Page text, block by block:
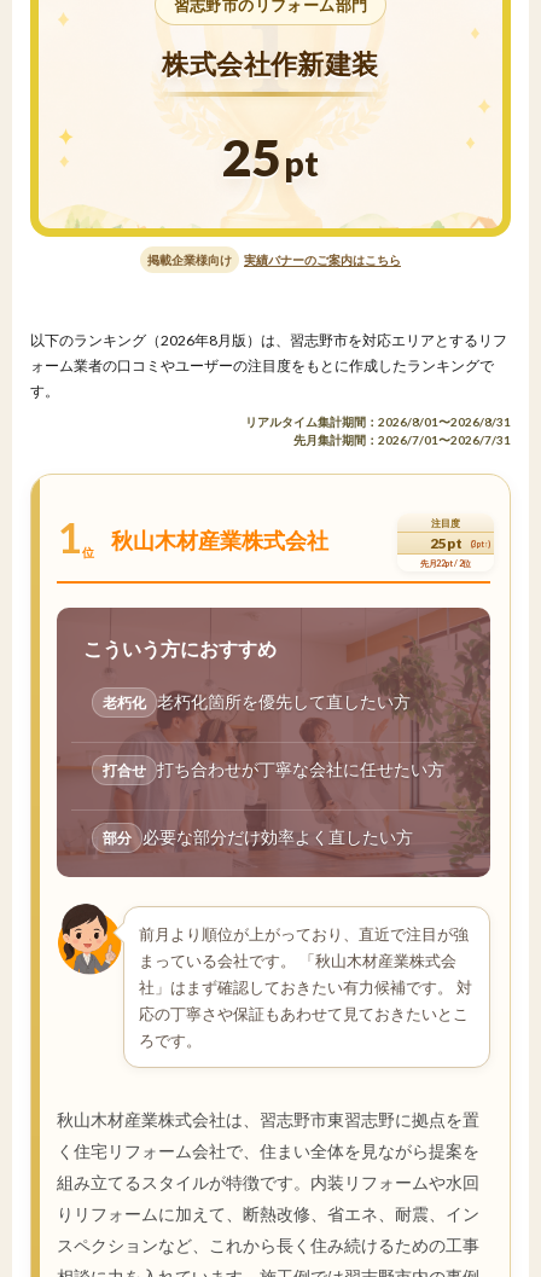
習志野市のリフォーム部門
株式会社作新建装
25pt
掲載企業様向け 実績バナーのご案内はこちら
以下のランキング（2026年8月版）は、習志野市を対応エリアとするリフ
ォーム業者の口コミやユーザーの注目度をもとに作成したランキングで
す。
リアルタイム集計期間：2026/8/01〜2026/8/31
先月集計期間：2026/7/01〜2026/7/31
1位 秋山木材産業株式会社
注目度
25pt (3pt↑)
先月22pt / 2位
こういう方におすすめ
老朽化 老朽化箇所を優先して直したい方
打合せ 打ち合わせが丁寧な会社に任せたい方
部分 必要な部分だけ効率よく直したい方
前月より順位が上がっており、直近で注目が強
まっている会社です。 「秋山木材産業株式会
社」はまず確認しておきたい有力候補です。 対
応の丁寧さや保証もあわせて見ておきたいとこ
ろです。
秋山木材産業株式会社は、習志野市東習志野に拠点を置
く住宅リフォーム会社で、住まい全体を見ながら提案を
組み立てるスタイルが特徴です。内装リフォームや水回
りリフォームに加えて、断熱改修、省エネ、耐震、イン
スペクションなど、これから長く住み続けるための工事